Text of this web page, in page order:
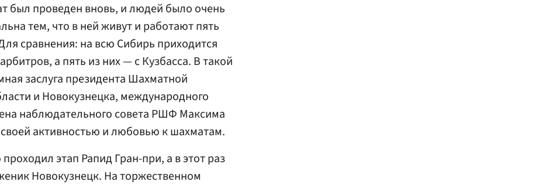
был проведен вновь, и людей было очень
тем, что в ней живут и работают пять
сравнения: на всю Сибирь приходится
а пять из них — с Кузбасса. В такой
заслуга президента Шахматной
и Новокузнецка, международного
наблюдательного совета РШФ Максима
активностью и любовью к шахматам.
этап Рапид Гран-при, а в этот раз
Новокузнецк. На торжественном